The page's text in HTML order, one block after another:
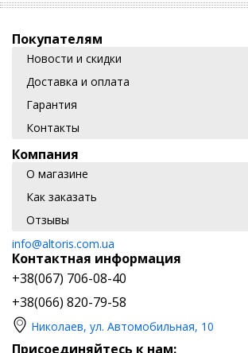
Покупателям
Новости и скидки
Доставка и оплата
Гарантия
Контакты
Компания
О магазине
Как заказать
Отзывы
info@altoris.com.ua
Контактная информация
+38(067) 706-08-40
+38(066) 820-79-58
Николаев, ул. Автомобильная, 10
Присоединяйтесь к нам: